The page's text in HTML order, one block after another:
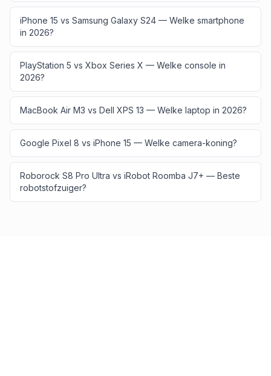
iPhone 15 vs Samsung Galaxy S24 — Welke smartphone
in 2026?
PlayStation 5 vs Xbox Series X — Welke console in
2026?
MacBook Air M3 vs Dell XPS 13 — Welke laptop in 2026?
Google Pixel 8 vs iPhone 15 — Welke camera-koning?
Roborock S8 Pro Ultra vs iRobot Roomba J7+ — Beste
robotstofzuiger?